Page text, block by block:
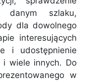
danym szlaku,
dla dowolnego
interesujących
i udostępnienie
i wiele innych. Do
w